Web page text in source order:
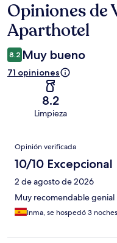
Opiniones
Opiniones de
Aparthotel
8.2 Muy bueno
71 opiniones
8.2
Limpieza
Opiniones
Opinión verificada
10/10 Excepcional
2 de agosto de 2026
Muy recomendable
Inma, se hospedó 3 noches